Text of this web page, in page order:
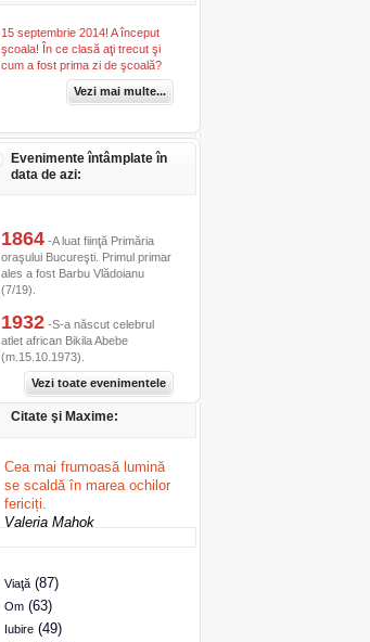
15 septembrie 2014! A început
şcoala! În ce clasă aţi trecut şi
cum a fost prima zi de şcoală?
Vezi mai multe...
Evenimente întâmplate în
data de azi:
1864-A luat fiinţă Primăria
oraşului Bucureşti. Primul primar
ales a fost Barbu Vlădoianu
(7/19).
1932-S-a născut celebrul
atlet african Bikila Abebe
(m.15.10.1973).
Vezi toate evenimentele
Citate şi Maxime:
Cea mai frumoasă lumină
se scaldă în marea ochilor
fericiți.
Valeria Mahok
Viaţă(87)
Om(63)
Iubire(49)